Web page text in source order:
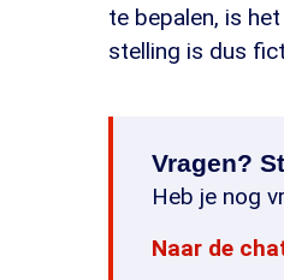
te bepalen, is
stelling is dus
Vragen?
Heb je nog
Naar de